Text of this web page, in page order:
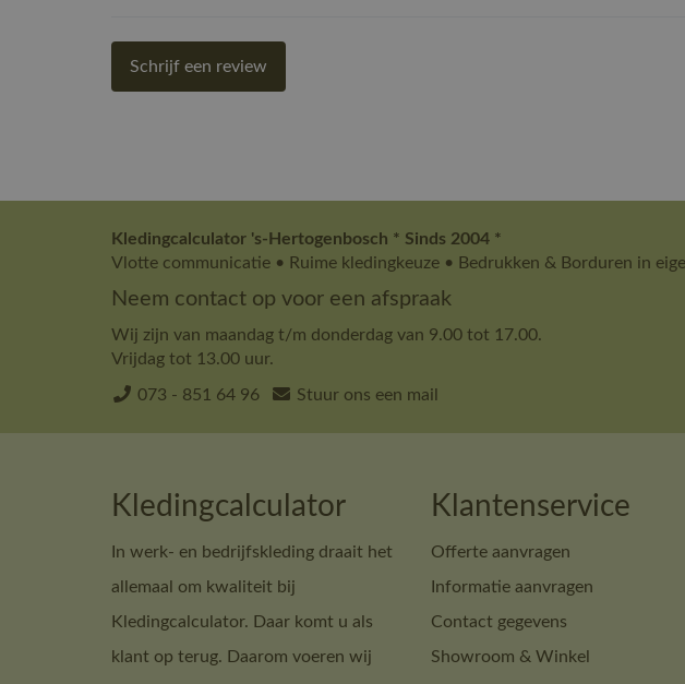
Schrijf een review
Kledingcalculator 's-Hertogenbosch * Sinds 2004 *
Vlotte communicatie • Ruime kledingkeuze • Bedrukken & Borduren in
Neem contact op voor een afspraak
Wij zijn van maandag t/m donderdag van 9.00 tot 17.00.
Vrijdag tot 13.00 uur.
073 - 851 64 96 Stuur ons een mail
Kledingcalculator
In werk- en bedrijfskleding draait het
allemaal om kwaliteit bij
Kledingcalculator. Daar komt u als
klant op terug. Daarom voeren wij
Klantenservice
Offerte aanvragen
Informatie aanvragen
Contact gegevens
Showroom & Winkel